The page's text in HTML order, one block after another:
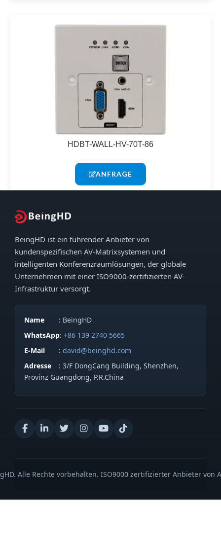
HDBT-WALL-HV-70T-86
ANFRAGE
BeingHD ist ein führender Anbieter von
kundenspezifischen AV-Matrixsystemen und
intelligenten Konferenzraumlösungen, der globale
Unternehmen mit einer ISO9000-zertifizierten AV-
Infrastruktur versorgt.
Name
: BeingHD
WhatsApp:+86 139 2740 5665
E-Mail
:david@beinghd.com
Adresse
: 3/F DongCang Building, Shenzhen,
Provinz Guangdong, P.R.China
Alle Rechte vorbehalten. ISO9000 zertifizierter Anbieter von